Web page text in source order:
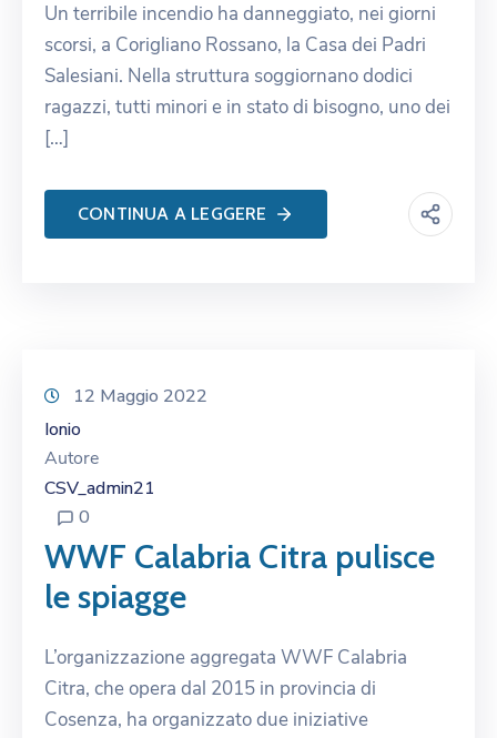
Un terribile incendio ha danneggiato, nei giorni
scorsi, a Corigliano Rossano, la Casa dei Padri
Salesiani. Nella struttura soggiornano dodici
ragazzi, tutti minori e in stato di bisogno, uno dei
[…]
CONTINUA A LEGGERE
12 Maggio 2022
Ionio
Autore
CSV_admin21
0
WWF Calabria Citra pulisce
le spiagge
L’organizzazione aggregata WWF Calabria
Citra, che opera dal 2015 in provincia di
Cosenza, ha organizzato due iniziative